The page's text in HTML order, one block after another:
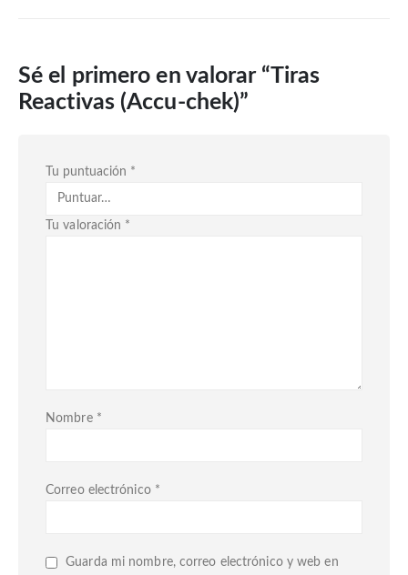
Sé el primero en valorar “Tiras
Reactivas (Accu-chek)”
Tu puntuación *
Tu valoración *
Nombre *
Correo electrónico *
Guarda mi nombre, correo electrónico y web en